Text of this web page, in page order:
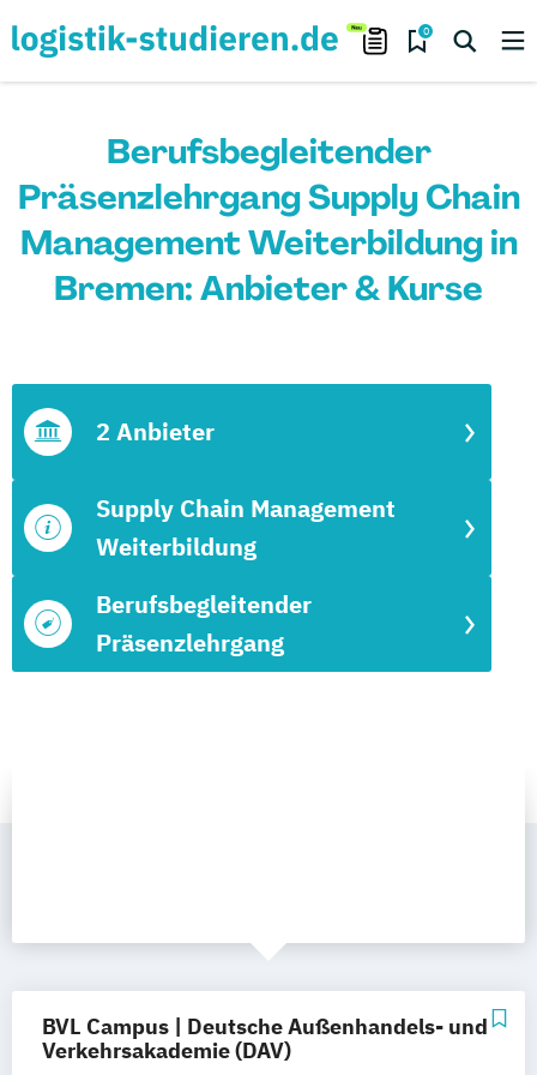
0
Berufsbegleitender
Präsenzlehrgang Supply Chain
Management Weiterbildung in
Bremen: Anbieter & Kurse
Berufsbegleitender
Präsenzlehrgang
Supply Chain Management
Weiterbildung
2 Anbieter
BVL Campus | Deutsche Außenhandels- und
Verkehrsakademie (DAV)